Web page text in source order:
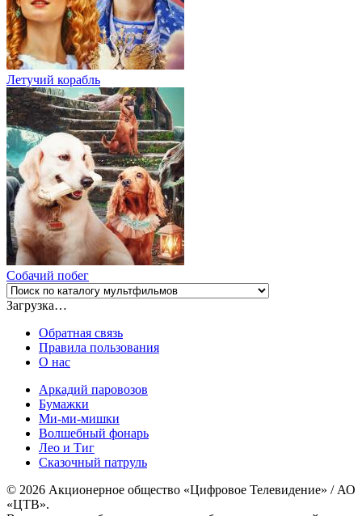
Летучий корабль
Собачий побег
Загрузка…
Обратная связь
Правила пользования
О нас
Аркадий паровозов
Бумажки
Ми-ми-мишки
Волшебный фонарь
Лео и Тиг
Сказочный патруль
© 2026 Акционерное общество «Цифровое Телевидение» / АО
«ЦТВ».